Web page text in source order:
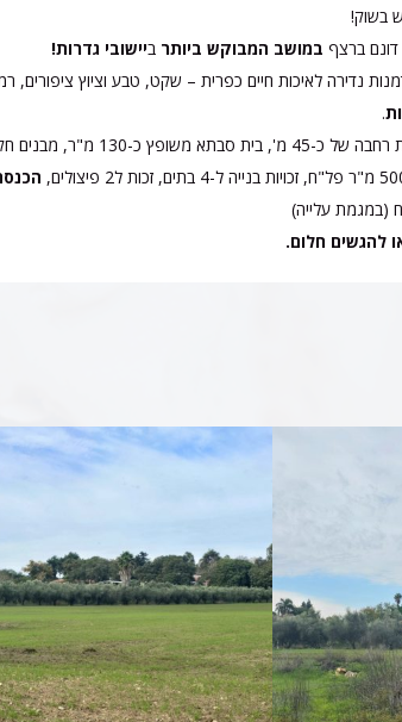
בשוק!
במושב המבוקש ביותר ביישובי גדרות!
נדירה לאיכות חיים כפרית – שקט, טבע וציוץ ציפורים,
.
(במגמת עלייה)
להגשים חלום.